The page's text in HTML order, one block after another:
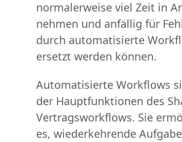
normalerweise viel Zeit in
nehmen und anfällig für
durch automatisierte
ersetzt werden können.
Automatisierte Workflows
der Hauptfunktionen des
Vertragsworkflows. Sie
es, wiederkehrende